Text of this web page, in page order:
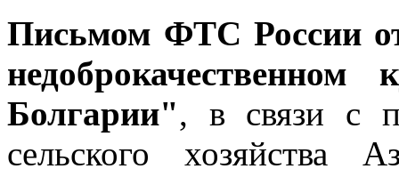
Письмом ФТС России
Болгарии", в связи с
сельского хозяйства